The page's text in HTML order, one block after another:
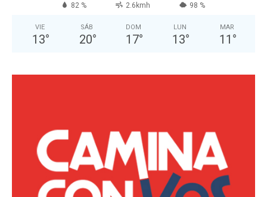
82 % 2.6kmh 98 %
VIE
13°
SÁB
20°
DOM
17°
LUN
13°
MAR
11 °